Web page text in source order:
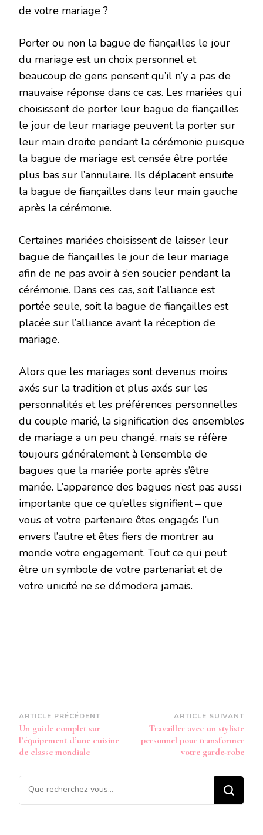
de votre mariage ?
Porter ou non la bague de fiançailles le jour
du mariage est un choix personnel et
beaucoup de gens pensent qu’il n’y a pas de
mauvaise réponse dans ce cas. Les mariées qui
choisissent de porter leur bague de fiançailles
le jour de leur mariage peuvent la porter sur
leur main droite pendant la cérémonie puisque
la bague de mariage est censée être portée
plus bas sur l’annulaire. Ils déplacent ensuite
la bague de fiançailles dans leur main gauche
après la cérémonie.
Certaines mariées choisissent de laisser leur
bague de fiançailles le jour de leur mariage
afin de ne pas avoir à s’en soucier pendant la
cérémonie. Dans ces cas, soit l’alliance est
portée seule, soit la bague de fiançailles est
placée sur l’alliance avant la réception de
mariage.
Alors que les mariages sont devenus moins
axés sur la tradition et plus axés sur les
personnalités et les préférences personnelles
du couple marié, la signification des ensembles
de mariage a un peu changé, mais se réfère
toujours généralement à l’ensemble de
bagues que la mariée porte après s’être
mariée. L’apparence des bagues n’est pas aussi
importante que ce qu’elles signifient – que
vous et votre partenaire êtes engagés l’un
envers l’autre et êtes fiers de montrer au
monde votre engagement. Tout ce qui peut
être un symbole de votre partenariat et de
votre unicité ne se démodera jamais.
Navigation
d’article
ARTICLE PRÉCÉDENT
Un guide complet sur
l’équipement d’une cuisine
de classe mondiale
ARTICLE SUIVANT
Travailler avec un styliste
personnel pour transformer
votre garde-robe
Vous
recherchiez